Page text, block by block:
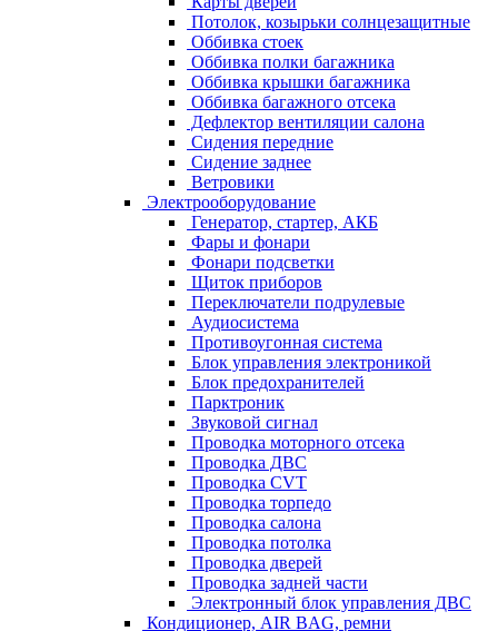
Потолок, козырьки солнцезащитные
Оббивка стоек
Оббивка полки багажника
Оббивка крышки багажника
Оббивка багажного отсека
Дефлектор вентиляции салона
Сидения передние
Сидение заднее
Ветровики
Электрооборудование
Генератор, стартер, АКБ
Фары и фонари
Фонари подсветки
Щиток приборов
Переключатели подрулевые
Аудиосистема
Противоугонная система
Блок управления электроникой
Блок предохранителей
Парктроник
Звуковой сигнал
Проводка моторного отсека
Проводка ДВС
Проводка CVT
Проводка торпедо
Проводка салона
Проводка потолка
Проводка дверей
Проводка задней части
Электронный блок управления ДВС
Кондиционер, AIR BAG, ремни